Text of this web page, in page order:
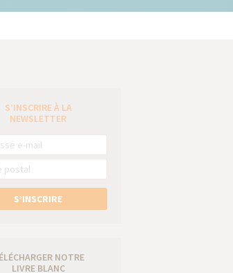
S’INSCRIRE À LA
NEWSLETTER
S’INSCRIRE
NOTRE
LIVRE BLANC